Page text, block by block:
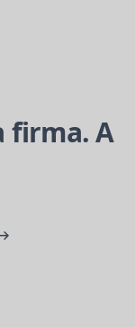
firma. A
→